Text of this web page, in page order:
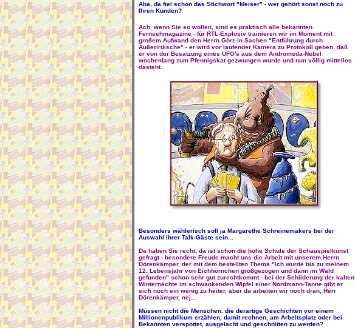
Aha, da fiel schon das Stichwort "Meiser" - wer gehört sonst noch zu
Ihren Kunden?
Ach, wenn Sie so wollen, sind es praktisch alle bekannten
Fernsehmagazine - für RTL-Explosiv trainieren wir im Moment mit
großem Aufwand den Herrn Görz in Sachen "Entführung durch
Außerirdische" - er wird vor laufender Kamera zu Protokoll geben, daß
er von der Besatzung eines UFO's aus dem Andromeda-Nebel
wochenlang zum Pfennigskat gezwungen wurde und nun völlig mittellos
dasteht.
Besonders wählerisch soll ja Margarethe Schreinemakers bei der
Auswahl ihrer Talk-Gäste sein...
Da haben Sie recht, da ist schon die hohe Schule der Schauspielkunst
gefragt - besondere Freude macht uns die Arbeit mit unserem Herrn
Dörenkämper, der mit dem bestellten Thema "Ich wurde bis zu meinem
12. Lebensjahr von Eichhörnchen großgezogen und dann im Wald
gefunden" schon sehr gut zurechtkommt - bei der Schilderung der kalten
Winternächte im schwankenden Wipfel einer Nordmann-Tanne gibt er
sich noch ein wenig zu heiter, aber da arbeiten wir noch dran, Herr
Dörenkämper, nej...
Müssen nicht die Menschen. die derartige Geschichten vor einem
Millionenpublikum erzählen, damit rechnen, am Arbeitsplatz oder bei
Bekannten verspottet, ausgelacht und geschnitten zu werden?